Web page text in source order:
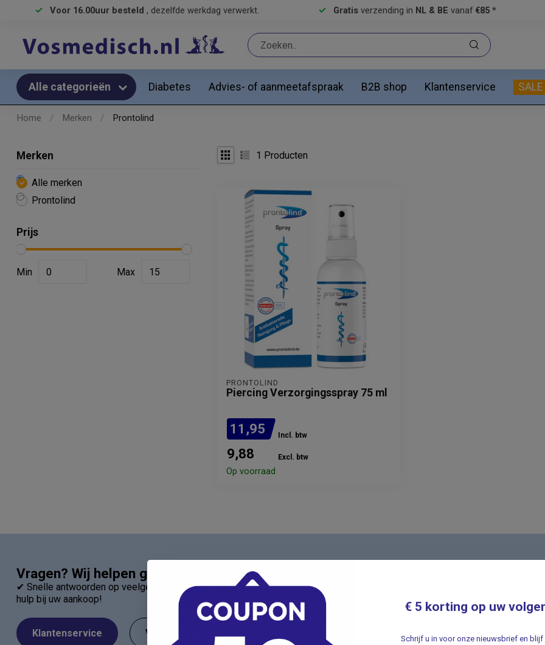
Voor 16.00uur besteld , dezelfde werkdag verwerkt. Gratis verzending in NL & BE vanaf €85 *
Alle categorieën Diabetes Advies- of aanmeetafspraak B2B shop Klantenservice SALE
Home / Merken / Prontolind
Merken
Alle merken
Prontolind
Prijs
Min Max
1 Producten
PRONTOLIND
Piercing Verzorgingsspray 75 ml
11,95 Incl. btw
9,88 Excl. btw
Op voorraad
Vragen? Wij helpen graag!
✔ Snelle antwoorden op veelgestelde vragen ✔ Direct contact met onze klantenservice ✔ Altijd
hulp bij uw aankoop!
Klantenservice Veelgestelde Vragen
Schrijf u in
€ 5 korting op uw
Schrijf u in voor onze nieuwsbrief en